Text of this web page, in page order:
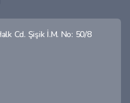
Cd. Şişik İ.M. No: 50/8